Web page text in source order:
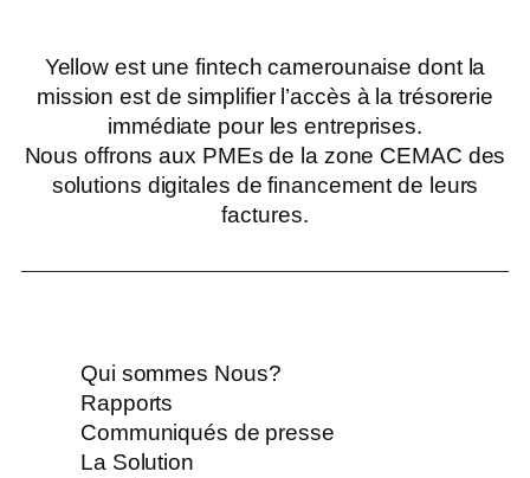
Yellow est une fintech camerounaise dont la
mission est de simplifier l’accès à la trésorerie
immédiate pour les entreprises.
Nous offrons aux PMEs de la zone CEMAC des
solutions digitales de financement de leurs
factures.
Qui sommes Nous?
Rapports
Communiqués de presse
La Solution